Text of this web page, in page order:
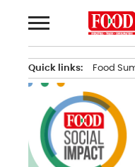
al
Quick links: Food